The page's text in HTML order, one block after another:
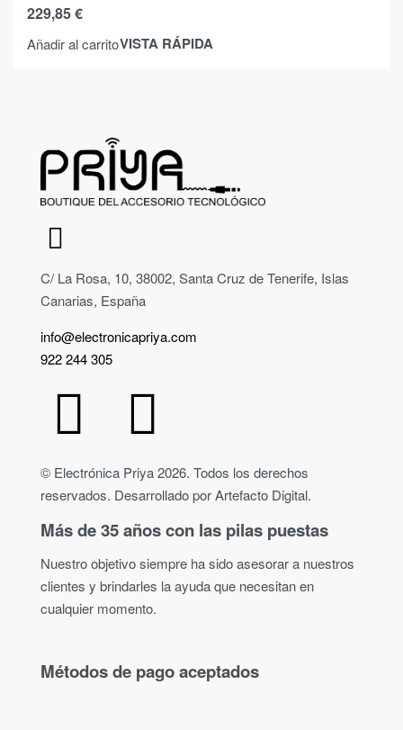
229,85€
Añadir al carritoVISTA RÁPIDA
C/ La Rosa, 10, 38002, Santa Cruz de Tenerife, Islas
Canarias, España
info@electronicapriya.com
922 244 305
© Electrónica Priya 2026. Todos los derechos
reservados. Desarrollado por Artefacto Digital.
Más de 35 años con las pilas puestas
Nuestro objetivo siempre ha sido asesorar a nuestros
clientes y brindarles la ayuda que necesitan en
cualquier momento.
Métodos de pago aceptados